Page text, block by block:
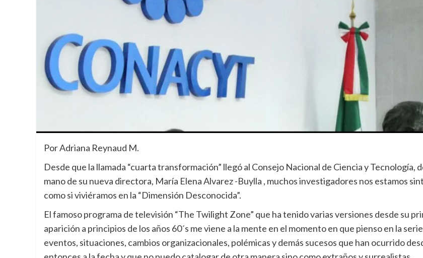
Por Adriana Reynaud M.
Desde que la llamada “cuarta transformación” llegó al Consejo Nacional de Ciencia y Tecnología,
mano de su nueva directora, María Elena Alvarez -Buylla , muchos investigadores nos estamos
como si viviéramos en la “Dimensión Desconocida”.
El famoso programa de televisión “The Twilight Zone” que ha tenido varias versiones desde su
aparición a principios de los años 60´s me viene a la mente en el momento en que pienso en la
eventos, situaciones, cambios organizacionales, polémicas y demás sucesos que han ocurrido